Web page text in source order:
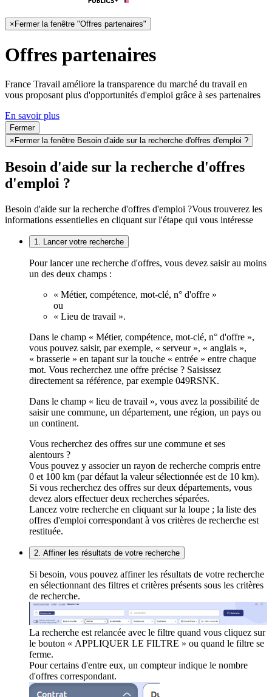
× Fermer la fenêtre "Offres partenaires"
Offres partenaires
France Travail améliore la transparence du marché du travail en
vous proposant plus d'opportunités d'emploi grâce à ses partenaires
En savoir plus
Fermer
× Fermer la fenêtre Besoin d'aide sur la recherche d'offres d'emploi ?
Besoin d'aide sur la recherche d'offres
d'emploi ?
Besoin d'aide sur la recherche d'offres d'emploi ?Vous trouverez les
informations essentielles en cliquant sur l'étape qui vous intéresse
1. Lancer votre recherche
Pour lancer une recherche d'offres, vous devez saisir au moins
un des deux champs :
« Métier, compétence, mot-clé, n° d'offre »
ou
« Lieu de travail ».
Dans le champ « Métier, compétence, mot-clé, n° d'offre »,
vous pouvez saisir, par exemple, « serveur », « anglais »,
« brasserie » en tapant sur la touche « entrée » entre chaque
mot. Vous recherchez une offre précise ? Saisissez
directement sa référence, par exemple 049RSNK.
Dans le champ « lieu de travail », vous avez la possibilité de
saisir une commune, un département, une région, un pays ou
un continent.
Vous recherchez des offres sur une commune et ses
alentours ?
Vous pouvez y associer un rayon de recherche compris entre
0 et 100 km (par défaut la valeur sélectionnée est de 10 km).
Si vous recherchez des offres sur deux départements, vous
devez alors effectuer deux recherches séparées.
Lancez votre recherche en cliquant sur la loupe ; la liste des
offres d'emploi correspondant à vos critères de recherche est
restituée.
2. Affiner les résultats de votre recherche
Si besoin, vous pouvez affiner les résultats de votre recherche
en sélectionnant des filtres et critères présents sous les critères
de recherche.
La recherche est relancée avec le filtre quand vous cliquez sur
le bouton « APPLIQUER LE FILTRE » ou quand le filtre se
ferme.
Pour certains d'entre eux, un compteur indique le nombre
d'offres correspondant.